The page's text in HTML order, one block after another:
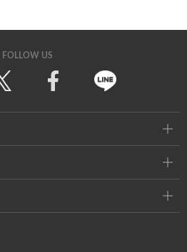
FOLLOW US